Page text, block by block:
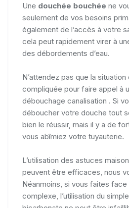
Une douchée bouchée ne
seulement de vos besoins
également de l’accès à votre
cela peut rapidement virer à
des débordements d’eau.
N’attendez pas que la
compliquée pour faire appel à
débouchage canalisation . Si
déboucher votre douche tout
bien le réussir, mais il y a de
vous abîmiez votre tuyauterie.
L’utilisation des astuces
peuvent être efficaces, nous
Néanmoins, si vous faites face
complexe, l’utilisation du